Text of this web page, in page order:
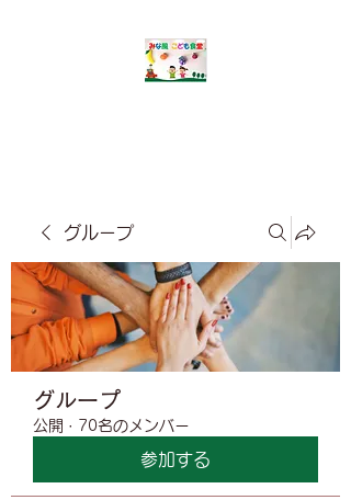
グループ
グループ
公開 · 70名のメンバー
参加する